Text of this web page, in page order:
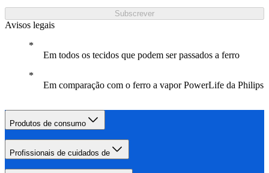
Subscrever
Avisos legais
Em todos os tecidos que podem ser passados a ferro
Em comparação com o ferro a vapor PowerLife da Philips
Produtos de consumo
Profissionais de cuidados de